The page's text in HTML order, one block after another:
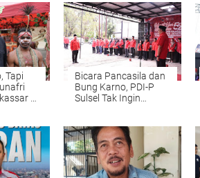
Tapi
di
Bicara Pancasila dan
Bung Karno, PDI-P
Sulsel Tak Ingin